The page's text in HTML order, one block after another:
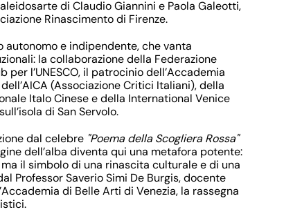
di Claudio Giannini e Paola Galeotti,
Rinascimento di Firenze.
autonomo e indipendente, che vanta
la collaborazione della Federazione
per l’UNESCO, il patrocinio dell’Accademia
AICA (Associazione Critici Italiani),della
Italo Cinesee della International Venice
di San Servolo.
dal celebre "Poema della Scogliera Rossa"
dell’alba diventa qui una metafora potente:
il simbolo di una rinascita culturale e di una
Professor Saverio Simi De Burgis, docente
di Belle Arti di Venezia, la rassegna